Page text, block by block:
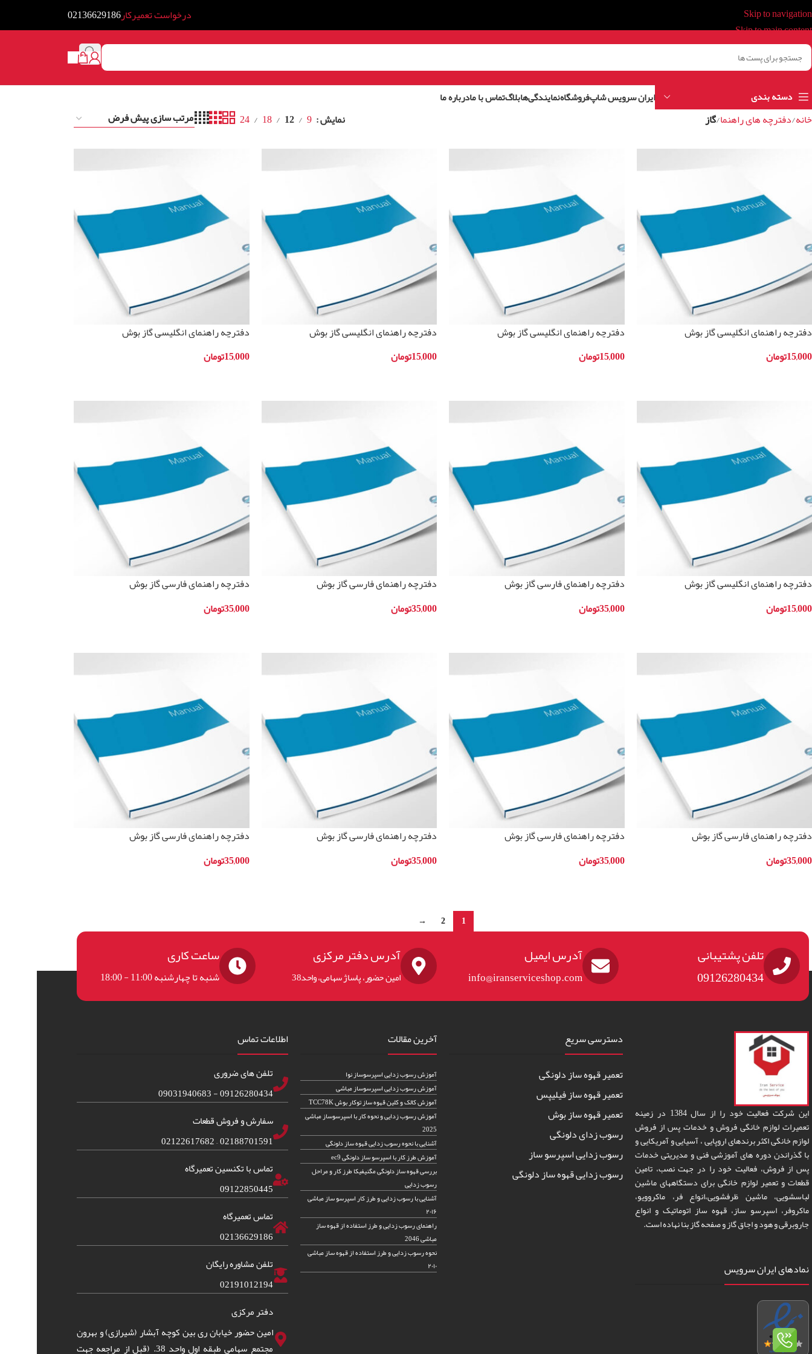
Skip to navigation
Skip to main content
درخواست تعمیرکار02136629186
دسته بندی ایران سرویس شاپفروشگاهنمایندگی‌هابلاگتماس با مادرباره ما
خانه/دفترچه های راهنما/گاز نمایش 9
12
18
24
دفترچه راهنمای انگلیسی گاز بوش
مدلPIE611B18E
15,000تومان
دفترچه راهنمای انگلیسی گاز بوش
مدلPIK975N24E
15,000تومان
دفترچه راهنمای انگلیسی گاز بوش
مدلPKF375V14E
15,000تومان
دفترچه راهنمای انگلیسی گاز بوش
مدلPOY616B10Q
15,000تومان
دفترچه راهنمای انگلیسی گاز بوش
مدلPRY626B70
15,000تومان
دفترچه راهنمای فارسی گاز بوش
مدلHGA233120I
35,000تومان
دفترچه راهنمای فارسی گاز بوش
مدلHGA24W255I
35,000تومان
دفترچه راهنمای فارسی گاز بوش
مدلHGD74W355I
35,000تومان
دفترچه راهنمای فارسی گاز بوش
مدلHSG736227I
35,000تومان
دفترچه راهنمای فارسی گاز بوش
مدلHSG736227I
35,000تومان
دفترچه راهنمای فارسی گاز بوش
مدلHSG736257I
35,000تومان
دفترچه راهنمای فارسی گاز بوش
مدلHSG736257I
35,000تومان
1
2
→
تلفن پشتیبانی
09126280434
آدرس ایمیل
info@iranserviceshop.com
آدرس دفتر مرکزی
امین حضور، پاساژ سهامی، واحد38
ساعت کاری
شنبه تا چهارشنبه 11:00 - 18:00
این شرکت فعالیت خود را از سال 1384 در زمینه
تعمیرات لوازم خانگی فروش و خدمات پس از فروش
لوازم خانگی اکثر برندهای اروپایی ، آسیایی و آمریکایی و
با گذراندن دوره های آموزشی فنی و مدیریتی خدمات
پس از فروش، فعالیت خود را در جهت نصب، تامین
قطعات و تعمیر لوازم خانگی برای دستگاههای ماشین
لباسشویی، ماشین ظرفشویی،انواع فر، ماکروویو،
ماکروفر، اسپرسو ساز، قهوه ساز اتوماتیک و انواع
جاروبرقی و هود و اجاق گاز و صفحه گاز بنا نهاده است.
نمادهای ایران سرویس
دسترسی سریع
تعمیر قهوه ساز دلونگی
تعمیر قهوه ساز فیلیپس
تعمیر قهوه ساز بوش
رسوب زدای دلونگی
رسوب زدایی اسپرسو ساز
رسوب زدایی قهوه ساز دلونگی
آخرین مقالات
آموزش رسوب زدایی اسپرسوساز نوا
آموزش رسوب زدایی اسپرسوساز مباشی
آموزش کالک و کلین قهوه ساز توکار بوش TCC78K
آموزش رسوب زدایی و نحوه کار با اسپرسوساز مباشی
2025
آشنایی با نحوه رسوب زدایی قهوه ساز دلونگی
آموزش طرز کار با اسپرسو ساز دلونگی ec9
بررسی قهوه ساز دلونگی مگنیفیکا طرز کار و مراحل
رسوب زدایی
آشنایی با رسوب زدایی و طرز کار اسپرسو ساز مباشی
۲۰۱۶
راهنمای رسوب زدایی و طرز استفاده از قهوه ساز
مباشی 2046
نحوه رسوب زدایی و طرز استفاده از قهوه ساز مباشی
۲۰۱۰
اطلاعات تماس
تلفن های ضروری
09126280434 - 09031940683
سفارش و فروش قطعات
02188701591 – 02122617682
تماس با تکنسین تعمیرگاه
09122850445
تماس تعمیرگاه
02136629186
تلفن مشاوره رایگان
02191012194
دفتر مرکزی
امین حضور خیابان ری بین کوچه آبشار (شیرازی) و بهرون
مجتمع سهامی طبقه اول واحد 38. (قبل از مراجعه جهت